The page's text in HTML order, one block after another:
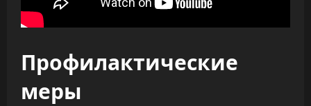
Профилактические
меры